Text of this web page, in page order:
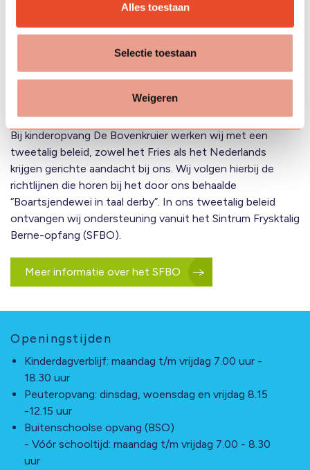
Alles toestaan
Selectie toestaan
Weigeren
Tweetalig gecertificeerde locatie
Bij kinderopvang De Bovenkruier werken wij met een
tweetalig beleid, zowel het Fries als het Nederlands
krijgen gerichte aandacht bij ons. Wij volgen hierbij de
richtlijnen die horen bij het door ons behaalde
“Boartsjendewei in taal derby”. In ons tweetalig beleid
ontvangen wij ondersteuning vanuit het Sintrum Frysktalig
Berne-opfang (SFBO).
Meer informatie over het SFBO
Openingstijden
Kinderdagverblijf: maandag t/m vrijdag 7.00 uur -
18.30 uur
Peuteropvang: dinsdag, woensdag en vrijdag 8.15
-12.15 uur
Buitenschoolse opvang (BSO)
- Vóór schooltijd: maandag t/m vrijdag 7.00 - 8.30
uur